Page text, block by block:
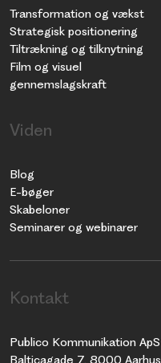
Transformation og vækst
Strategisk positionering
Tiltrækning og tilknytning
Film og visuel
gennemslagskraft
Viden
Blog
E-bøger
Skabeloner
Seminarer og webinarer
Kontakt
Publico Kommunikation ApS